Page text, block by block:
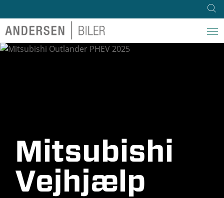
Mitsubishi
Vejhjælp